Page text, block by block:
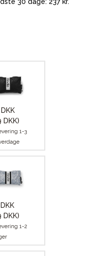
30 dage: 237 kr.
DKK)
1-3
DKK)
1-2